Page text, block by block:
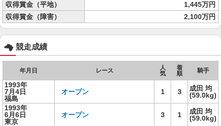
収得賞金（平地）
1,445万円
収得賞金（障害）
2,100万円
競走成績
年月日 レース
人
気
着
順
騎手
1993年
7月4日
福島
オープン 1 3
成田 均
(59.0kg)
1993年
6月6日
東京
オープン 3 1
成田 均
(59.0kg)